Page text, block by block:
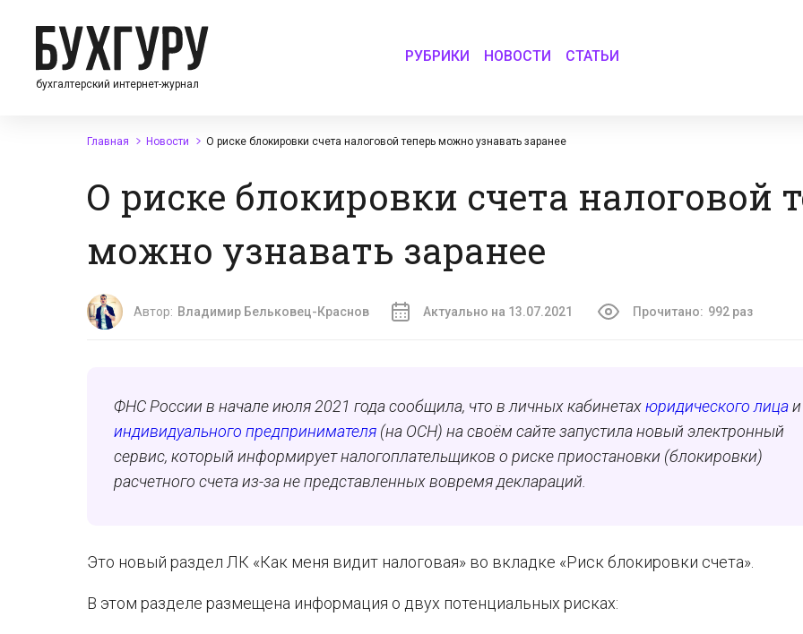
бухгалтерский интернет-журнал
РУБРИКИ НОВОСТИ СТАТЬИ
Главная Новости О риске блокировки счета налоговой теперь можно узнавать заранее
О риске блокировки счета налоговой
можно узнавать заранее
Автор: Владимир Бельковец-Краснов Актуально на 13.07.2021 Прочитано: 992 раз
ФНС России в начале июля 2021 года сообщила, что в личных кабинетахюридического лицаи
индивидуального предпринимателя (на ОСН) на своём сайте запустила новый электронный
сервис, который информирует налогоплательщиков о риске приостановки (блокировки)
расчетного счета из-за не представленных вовремя деклараций.
Это новый раздел ЛК «Как меня видит налоговая» во вкладке «Риск блокировки счета».
В этом разделе размещена информация о двух потенциальных рисках: